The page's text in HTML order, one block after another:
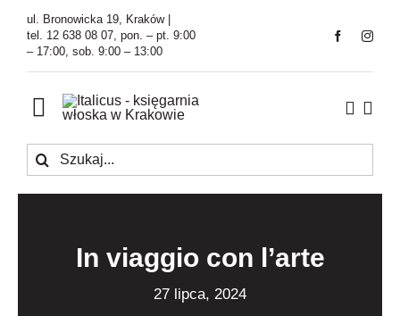
Przejdź
zawartości
ul. Bronowicka 19, Kraków |
tel. 12 638 08 07, pon. – pt. 9:00
– 17:00, sob. 9:00 – 13:00
Toggle
Navigation
Księgarnia
Tłumaczenia
Szukaj
In viaggio con l’arte
27 lipca, 2024